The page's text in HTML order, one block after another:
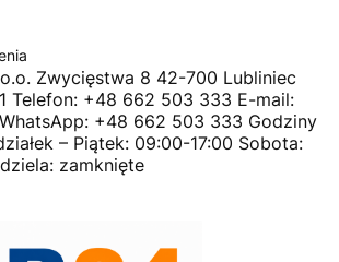
o.o. Zwycięstwa 8 42-700 Lubliniec
Telefon: +48 662 503 333 E-mail:
+48 662 503 333 Godziny
– Piątek: 09:00-17:00 Sobota:
zamknięte